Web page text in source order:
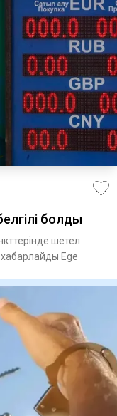
болды
шетел
Ege